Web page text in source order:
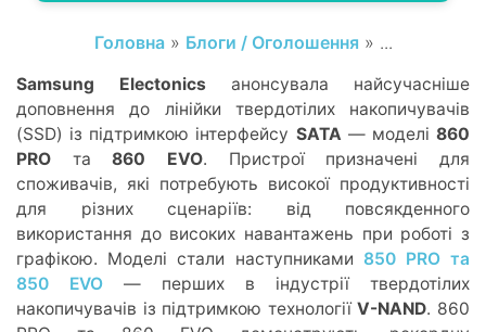
Головна» Блоги / Оголошення » ...
Samsung Electonics анонсувала найсучасніше
доповнення до лінійки твердотілих накопичувачів
(SSD) із підтримкою інтерфейсу SATA — моделі860
PRO та860 EVO. Пристрої призначені для
споживачів, які потребують високої продуктивності
для різних сценаріїв: від повсякденного
використання до високих навантажень при роботі з
графікою. Моделі стали наступниками 850 PRO та
850 EVO — перших в індустрії твердотілих
накопичувачів із підтримкою технологіїV-NAND. 860